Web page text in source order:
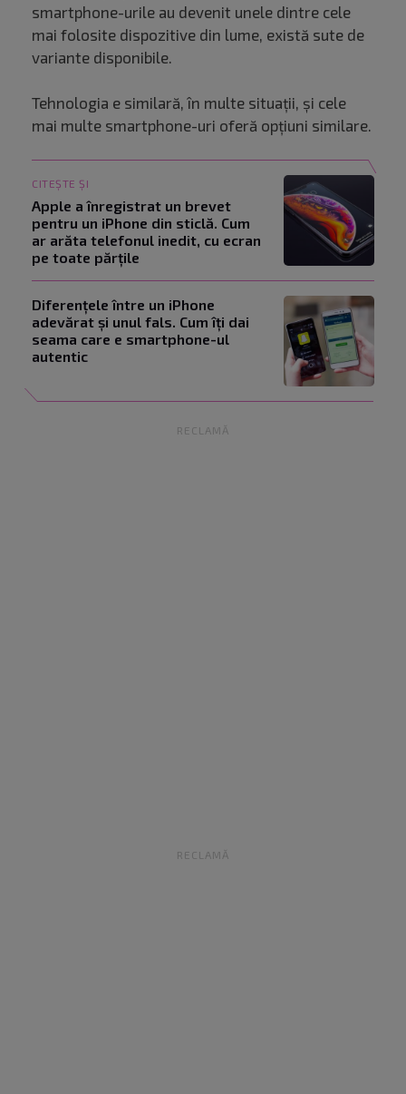
smartphone-urile au devenit unele dintre cele
mai folosite dispozitive din lume, există sute de
variante disponibile.
Tehnologia e similară, în multe situații, și cele
mai multe smartphone-uri oferă opțiuni similare.
CITEȘTE ȘI
Apple a înregistrat un brevet
pentru un iPhone din sticlă. Cum
ar arăta telefonul inedit, cu ecran
pe toate părțile
Diferențele între un iPhone
adevărat și unul fals. Cum îți dai
seama care e smartphone-ul
autentic
RECLAMĂ
RECLAMĂ